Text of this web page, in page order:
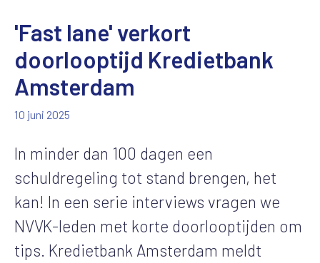
'Fast lane' verkort
doorlooptijd Kredietbank
Amsterdam
10 juni 2025
In minder dan 100 dagen een
schuldregeling tot stand brengen, het
kan! In een serie interviews vragen we
NVVK-leden met korte doorlooptijden om
tips. Kredietbank Amsterdam meldt